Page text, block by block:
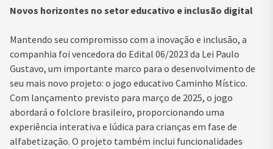
Novos horizontes no setor educativo e inclusão digital
Mantendo seu compromisso com a inovação e inclusão, a
companhia foi vencedora do Edital 06/2023 da Lei Paulo
Gustavo, um importante marco para o desenvolvimento de
seu mais novo projeto: o jogo educativo Caminho Místico.
Com lançamento previsto para março de 2025, o jogo
abordará o folclore brasileiro, proporcionando uma
experiência interativa e lúdica para crianças em fase de
alfabetização. O projeto também inclui funcionalidades